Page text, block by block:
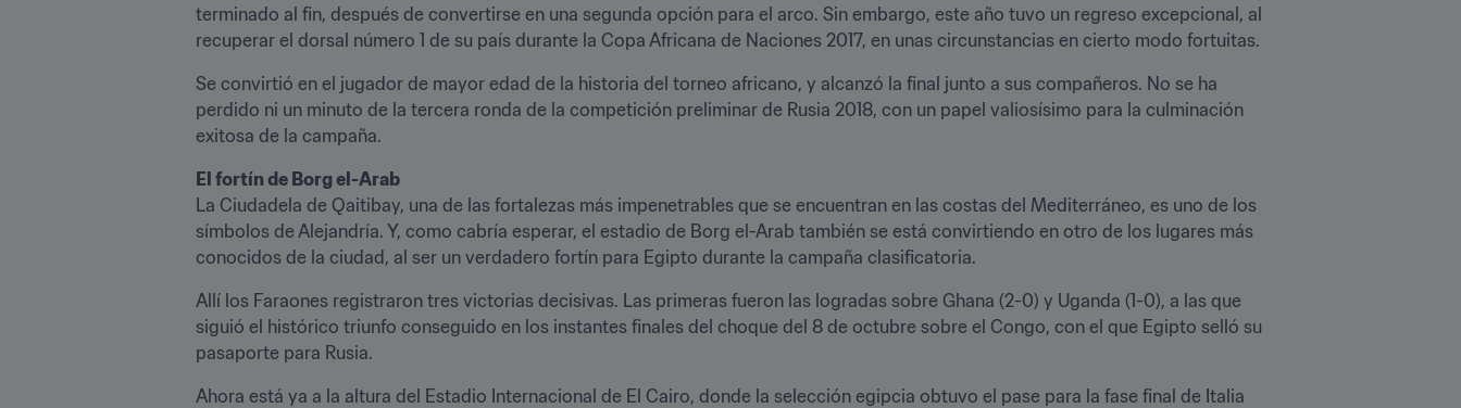
terminado al fin, después de convertirse en una segunda opción para el arco. Sin embargo, este año tuvo un regreso excepcional, al
recuperar el dorsal número 1 de su país durante la Copa Africana de Naciones 2017, en unas circunstancias en cierto modo fortuitas.
Se convirtió en el jugador de mayor edad de la historia del torneo africano, y alcanzó la final junto a sus compañeros. No se ha
perdido ni un minuto de la tercera ronda de la competición preliminar de Rusia 2018, con un papel valiosísimo para la culminación
exitosa de la campaña.
El fortín de Borg el-Arab
La Ciudadela de Qaitibay, una de las fortalezas más impenetrables que se encuentran en las costas del Mediterráneo, es uno de los
símbolos de Alejandría. Y, como cabría esperar, el estadio de Borg el-Arab también se está convirtiendo en otro de los lugares más
conocidos de la ciudad, al ser un verdadero fortín para Egipto durante la campaña clasificatoria.
Allí los Faraones registraron tres victorias decisivas. Las primeras fueron las logradas sobre Ghana (2-0) y Uganda (1-0), a las que
siguió el histórico triunfo conseguido en los instantes finales del choque del 8 de octubre sobre el Congo, con el que Egipto selló su
pasaporte para Rusia.
Ahora está ya a la altura del Estadio Internacional de El Cairo, donde la selección egipcia obtuvo el pase para la fase final de Italia